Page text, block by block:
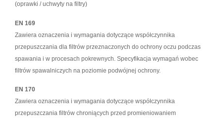
(oprawki / uchwyty na filtry)
EN 169
Zawiera oznaczenia i wymagania dotyczące współczynnika
przepuszczania dla filtrów przeznaczonych do ochrony oczu podczas
spawania i w procesach pokrewnych. Specyfikacja wymagań wobec
filtrów spawalniczych na poziomie podwójnej ochrony.
EN 170
Zawiera oznaczenia i wymagania dotyczące współczynnika
przepuszczania filtrów chroniących przed promieniowaniem